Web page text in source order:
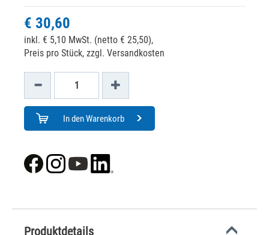
€ 30,60
inkl. € 5,10 MwSt. (netto € 25,50),
Preis pro Stück, zzgl. Versandkosten
In den Warenkorb
Produktdetails